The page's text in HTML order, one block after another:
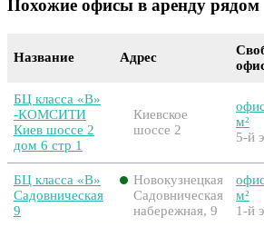
Похожие офисы в аренду рядом
Название Адрес
БЦ класса «B»
-КОМСИТИ
Киев шоссе 2
дом 6 стр 1
Киевское
шоссе 2
м²
5-й
БЦ класса «B»
Садовническая
9
Новокузнецкая
Садовническая
набережная, 9
м²
1-й